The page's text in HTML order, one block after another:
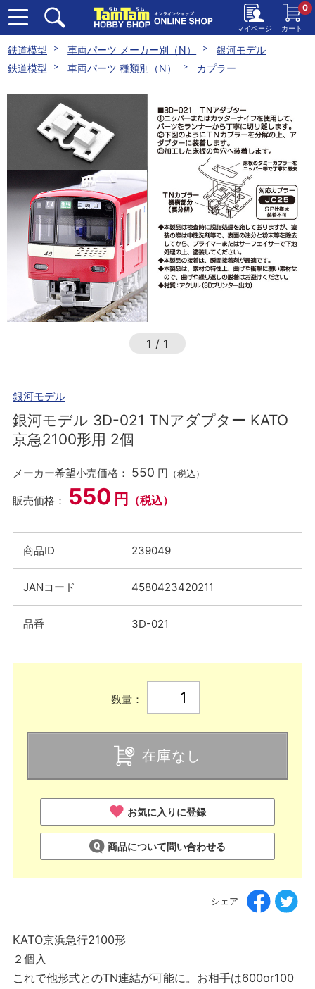
マイページ カート
0
鉄道模型 車両パーツ メーカー別（N）
銀河モデル
鉄道模型
車両パーツ 種類別（N） カプラー
1 / 1
銀河モデル
銀河モデル 3D-021 TNアダプター KATO
京急2100形用 2個
メーカー希望小売価格： 550 円 （税込）
販売価格： 550 円 （税込）
商品ID 239049
JANコード 4580423420211
品番 3D-021
数量：
在庫なし
お気に入りに登録
商品について問い合わせる
シェア
KATO京浜急行2100形
２個入
これで他形式とのTN連結が可能に。お相手は600or100